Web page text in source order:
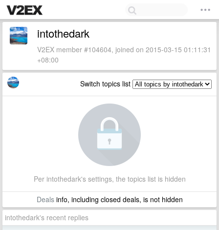
intothedark
V2EX member #104604, joined on 2015-03-15 01:11:31
+08:00
Switch topics list
Per intothedark's settings, the topics list is hidden
Dealsinfo, including closed deals, is not hidden
intothedark's recent replies